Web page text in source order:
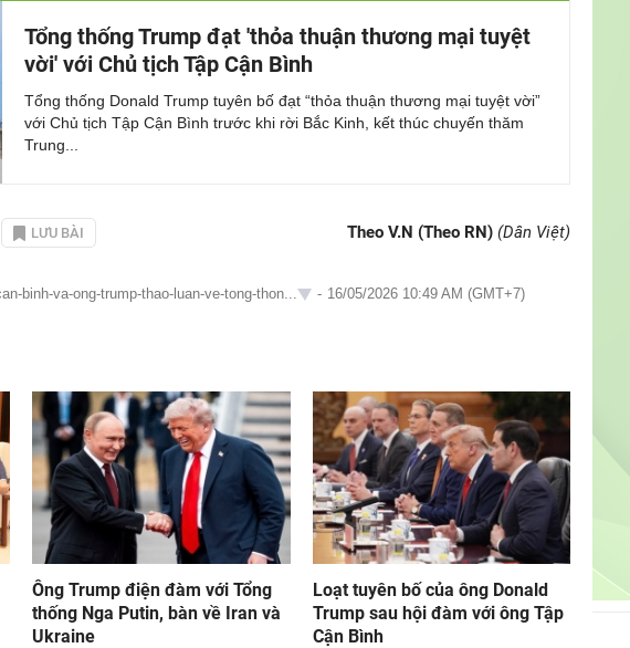
Tổng thống Trump đạt 'thỏa thuận thương mại tuyệt
vời' với Chủ tịch Tập Cận Bình
Tổng thống Donald Trump tuyên bố đạt “thỏa thuận thương mại tuyệt vời”
với Chủ tịch Tập Cận Bình trước khi rời Bắc Kinh, kết thúc chuyến thăm
Trung...
LƯU BÀI Theo V.N (Theo RN) (Dân Việt)
binh-va-ong-trump-thao-luan-ve-tong-thon... - 16/05/2026 10:49 AM (GMT+7)
Ông Trump điện đàm với Tổng
thống Nga Putin, bàn về Iran và
Ukraine
Loạt tuyên bố của ông Donald
Trump sau hội đàm với ông Tập
Cận Bình